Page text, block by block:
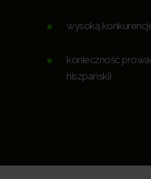
wysoką
konieczność
hiszpański)